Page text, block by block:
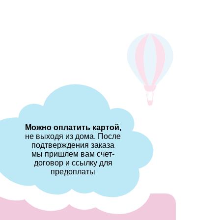
Можно оплатить картой,
не выходя из дома. После
подтверждения заказа
мы пришлем вам счет-
договор и ссылку для
предоплаты